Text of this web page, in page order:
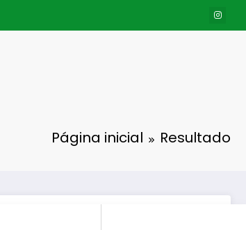
Página inicial Resultado